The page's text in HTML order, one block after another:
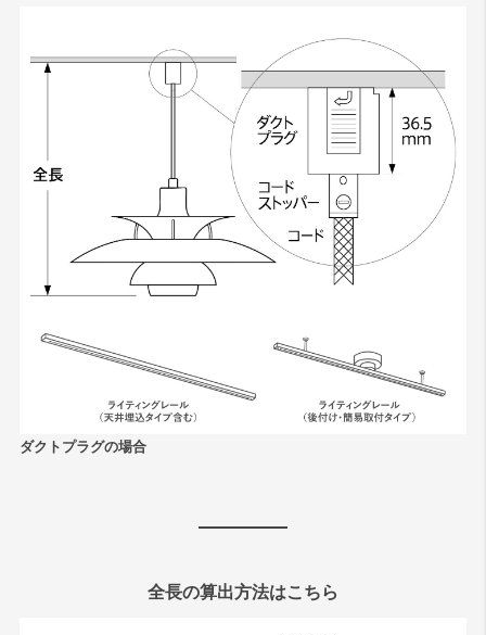
ダクトプラグの場合
全長の算出方法はこちら